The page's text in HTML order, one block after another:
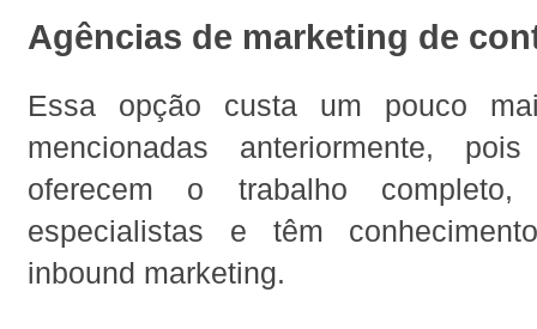
Agências de marketing de
Essa opção custa um pouco
mencionadas anteriormente,
oferecem o trabalho
especialistas e têm
inbound marketing.